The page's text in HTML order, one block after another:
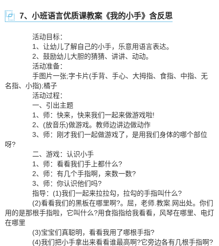
7、小班语言优质课教案《我的小手》含反思
活动目标：
1、让幼儿了解自己的小手，乐意用语言表达。
2、鼓励幼儿大胆的猜猜、讲讲、动动。
活动准备：
手图片一张;字卡片(手背、手心、大拇指、食指、中指、无
名指、小指);橘子
活动过程：
一、引出主题
1、师：快来，快来我们一起来做游戏啦!
2、(放音乐)做游戏。教师边讲边做动作
3、师：刚才我们一起做游戏了，是用我们身体的哪个部位
呀?
二、游戏：认识小手
1、师：看看我们手上都什么?
2、师：有几个手指啊，来数一数?
3、师：你认识他们吗?
指导：(1)我们一起来拉拉勾，拉勾的手指叫什么?
(2)看看我们的黑板在哪里啊?。屈，老师.教案.网出处。你们
用的是那根手指啦，它叫什么?用食指指给我看看，风琴在哪里、电灯
在哪里
(3)宝宝们真聪明，看看我用了哪根手指?
(4)我们把小手拿出来看看谁最高啊?它旁边各有几根手指啊?